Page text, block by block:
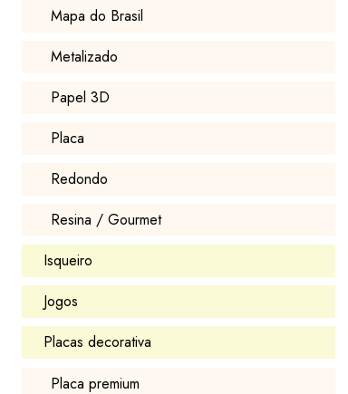
Mapa do Brasil
Metalizado
Papel 3D
Placa
Redondo
Resina / Gourmet
Isqueiro
Jogos
Placas decorativa
Placa premium